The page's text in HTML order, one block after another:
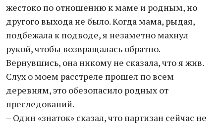
жестоко по отношению к маме и родным, но
другого выхода не было. Когда мама, рыдая,
подбежала к подводе, я незаметно махнул
рукой, чтобы возвращалась обратно.
Вернувшись, она никому не сказала, что я жив.
Слух о моем расстреле прошел по всем
деревням, это обезопасило родных от
преследований.
– Один «знаток» сказал, что партизан сейчас не